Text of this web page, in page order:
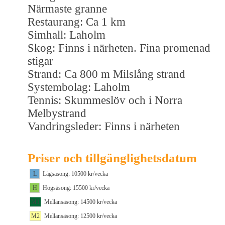
Närmaste granne
Restaurang: Ca 1 km
Simhall: Laholm
Skog: Finns i närheten. Fina promenad
stigar
Strand: Ca 800 m Milslång strand
Systembolag: Laholm
Tennis: Skummeslöv och i Norra
Melbystrand
Vandringsleder: Finns i närheten
Priser och tillgänglighetsdatum
L
Lågsäsong: 10500 kr/vecka
H
Högsäsong: 15500 kr/vecka
M1
Mellansäsong: 14500 kr/vecka
M2
Mellansäsong: 12500 kr/vecka